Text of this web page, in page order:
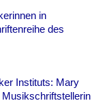
in
des
Instituts: Mary